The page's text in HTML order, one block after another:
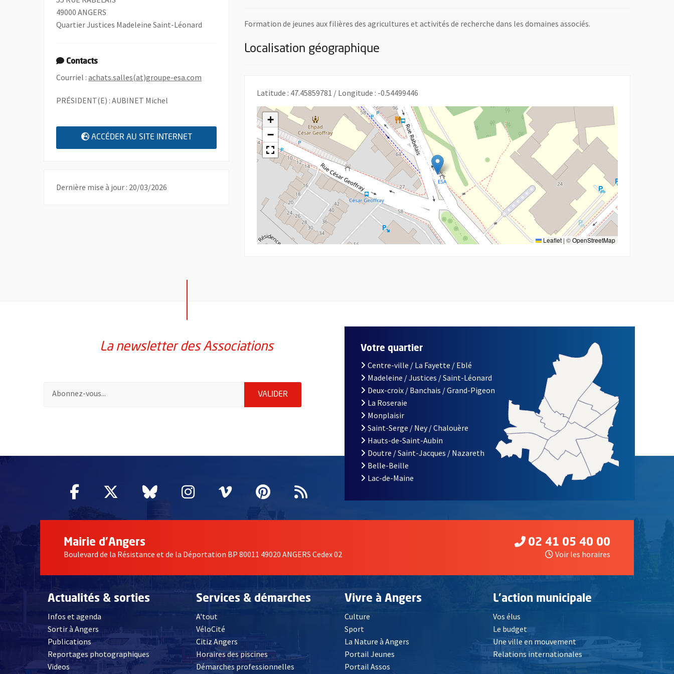
Formation de jeunes aux filières des agricultures et activités de recherche dans les domaines associés.
Localisation géographique
Latitude : 47.45859781 / Longitude : -0.54499446
+
−
Leaflet | ©OpenStreetMap
49000 ANGERS
Quartier Justices Madeleine Saint-Léonard
Contacts
Courriel :achats.salles(at)groupe-esa.com
PRÉSIDENT(E) : AUBINET Michel
ACCÉDER AU SITE INTERNET , OUVRE UNE NOUVELLE FENÊTRE
Dernière mise à jour : 20/03/2026
La newsletter des Associations
Pour vous inscrire à la lettre d'information des associations de la ville d'Angers, indiquez votre email (champ obligatoire)
VALIDER ENVOYER MA DEMANDE D'INSCRIPTION À LA LETTRE D'INFORMATION DES ASSOCIATIONS DE LA VILLE
Facebook
, Ouvre une nouvelle fenêtre
Twitter
, Ouvre une nouvelle fenêtre
Bluesky
, Ouvre une nouvelle fenêtre
Instagram
, Ouvre une nouvelle fenêtre
Vimeo
, Ouvre une nouvelle fenêtre
Pinterest
, Ouvre une nouvelle fenêtre
Flux RSS
Votre quartier
Centre-ville / La Fayette / Eblé
Madeleine / Justices / Saint-Léonard
Deux-croix / Banchais / Grand-Pigeon
La Roseraie
Monplaisir
Saint-Serge / Ney / Chalouère
Hauts-de-Saint-Aubin
Doutre / Saint-Jacques / Nazareth
Belle-Beille
Lac-de-Maine
Mairie d'Angers
Boulevard de la Résistance et de la Déportation BP 80011 49020 ANGERS Cedex 02
02 41 05 40 00
Voir les horaires
Actualités & sorties
Infos et agenda
Sortir à Angers
Publications
Reportages photographiques
Videos, Ouvre une nouvelle fenêtre
Services & démarches
A'tout
VéloCité
Citiz Angers , Ouvre une nouvelle fenêtre
Horaires des piscines
Démarches professionnelles
Vivre à Angers
Culture
Sport
La Nature à Angers
Portail Jeunes
Portail Assos
L'action municipale
Vos élus
Le budget
Une ville en mouvement
Relations internationales